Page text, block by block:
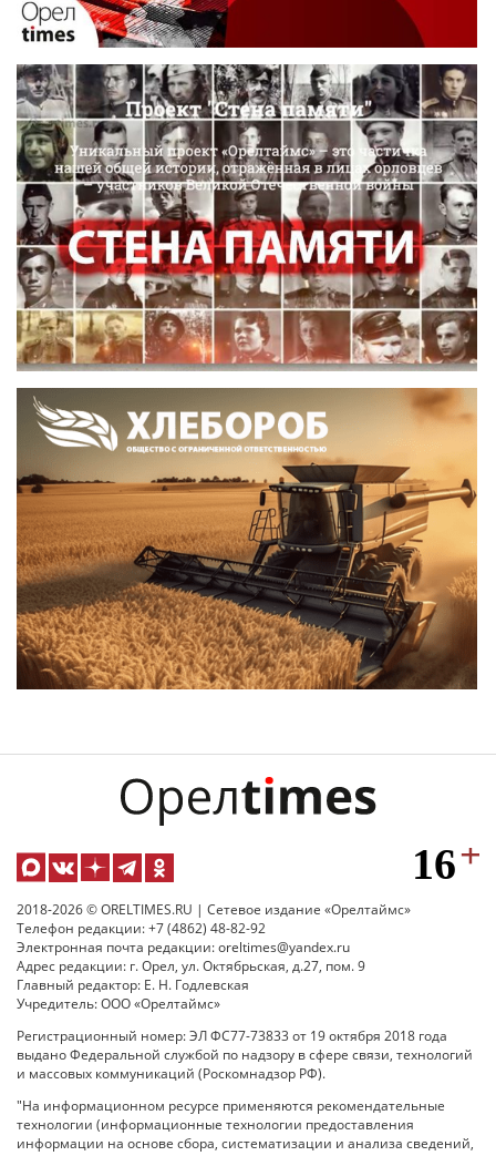
2018-2026 © ORELTIMES.RU | Сетевое издание «Орелтаймс»
Телефон редакции: +7 (4862) 48-82-92
Электронная почта редакции: oreltimes@yandex.ru
Адрес редакции: г. Орел, ул. Октябрьская, д.27, пом. 9
Главный редактор: Е. Н. Годлевская
Учредитель: ООО «Орелтаймс»
Регистрационный номер: ЭЛ ФС77-73833 от 19 октября 2018 года
выдано Федеральной службой по надзору в сфере связи, технологий
и массовых коммуникаций (Роскомнадзор РФ).
"На информационном ресурсе применяются рекомендательные
технологии (информационные технологии предоставления
информации на основе сбора, систематизации и анализа сведений,